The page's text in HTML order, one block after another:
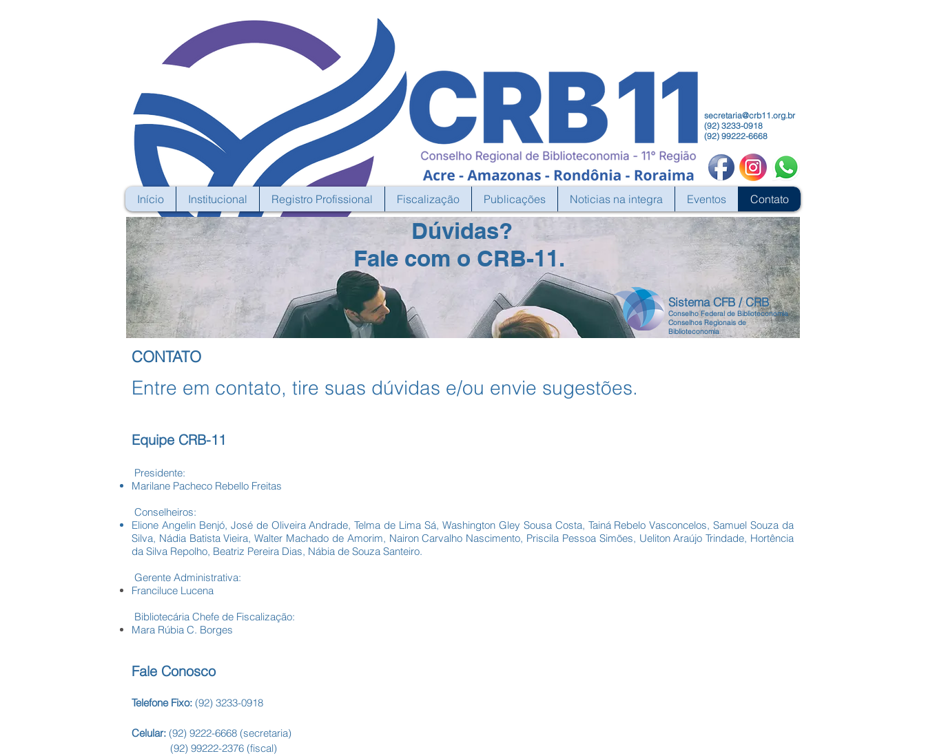
secretaria@crb11.org.br
(92) 3233-0918
(92) 99222-6668
Início Institucional Registro Profissional Fiscalização Publicações Noticias na integra Eventos Contato
Dúvidas?
Fale com o CRB-11.
Sistema CFB / CRB
Conselho Federal de Biblioteconomia
Conselhos Regionais de
Biblioteconomia
CONTATO
Entre em contato, tire suas dúvidas e/ou envie sugestões.
Equipe CRB-11
Presidente:
Marilane Pacheco Rebello Freitas
Conselheiros:
Elione Angelin Benjó, José de Oliveira Andrade, Telma de Lima Sá, Washington Gley Sousa Costa, Tainá Rebelo Vasconcelos, Samuel Souza da
Silva, Nádia Batista Vieira, Walter Machado de Amorim, Nairon Carvalho Nascimento, Priscila Pessoa Simões, Ueliton Araújo Trindade, Hortência
da Silva Repolho, Beatriz Pereira Dias, Nábia de Souza Santeiro.
Gerente Administrativa:
Franciluce Lucena
Bibliotecária Chefe de Fiscalização:
Mara Rúbia C. Borges
Fale Conosco
Telefone Fixo: (92) 3233-0918
Celular: (92) 9222-6668 (secretaria)
(92) 99222-2376 (fiscal)